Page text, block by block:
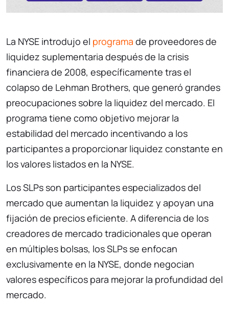
La NYSE introdujo el programa de proveedores de
liquidez suplementaria después de la crisis
financiera de 2008, específicamente tras el
colapso de Lehman Brothers, que generó grandes
preocupaciones sobre la liquidez del mercado. El
programa tiene como objetivo mejorar la
estabilidad del mercado incentivando a los
participantes a proporcionar liquidez constante en
los valores listados en la NYSE.
Los SLPs son participantes especializados del
mercado que aumentan la liquidez y apoyan una
fijación de precios eficiente. A diferencia de los
creadores de mercado tradicionales que operan
en múltiples bolsas, los SLPs se enfocan
exclusivamente en la NYSE, donde negocian
valores específicos para mejorar la profundidad del
mercado.